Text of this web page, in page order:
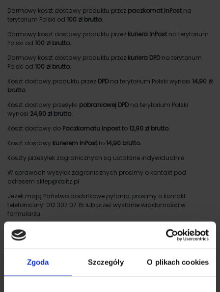
Zgoda Szczegóły O plikach cookies
Darmowy koszt dostawy produktu przez paczkomat InPost na
terytorium Polski od 100 zł brutto.
Darmowy koszt dostawy produktu przez kuriera InPost na terytorium
Polski od 100 zł brutto.
Darmowy koszt dostawy produktu przez kuriera DPDna terytorium
Polski od 100 zł brutto.
Koszt dostawy produktu przez DPDna terytorium Polski wynosi 14,90 zł
brutto.
Koszt dostawy przesyłki pobraniowej DPDna terytorium Polski
wynosi 24,90 zł brutto.
Koszt dostawy do Paczkomatu Inpostto 12,90 zł brutto.
Koszt dostawy kurierem InPostto 14,90 brutto.
Koszty przesyłek zagranicznych są ustalane indywidualnie.
W sprawach wysyłek zagranicznych prosimy o kontakt pod
adresem sklep@xblitz.pl
Jeżeli mają Państwo dodatkowe pytania, prosimy o kontakt
telefoniczny: 012 307 07 15 lub przez wysłanie wiadomości w
formularzu.